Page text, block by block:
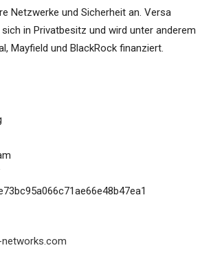
Netzwerke und Sicherheit an. Versa
in Privatbesitz und wird unter anderem
Mayfield und BlackRock finanziert.